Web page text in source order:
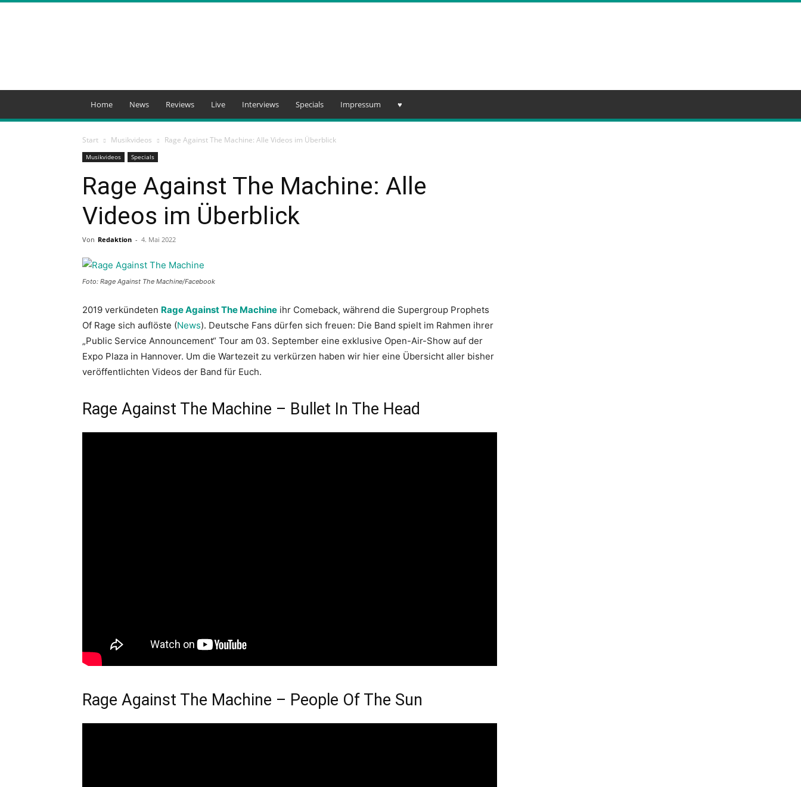
Home News Reviews Live Interviews Specials Impressum ♥️
Start Musikvideos Rage Against The Machine: Alle Videos im Überblick
Musikvideos Specials
Rage Against The Machine: Alle
Videos im Überblick
Von Redaktion - 4. Mai 2022
Foto: Rage Against The Machine/Facebook
2019 verkündeten Rage Against The Machine ihr Comeback, während die Supergroup Prophets
Of Rage sich auflöste (News). Deutsche Fans dürfen sich freuen: Die Band spielt im Rahmen ihrer
„Public Service Announcement“ Tour am 03. September eine exklusive Open-Air-Show auf der
Expo Plaza in Hannover. Um die Wartezeit zu verkürzen haben wir hier eine Übersicht aller bisher
veröffentlichten Videos der Band für Euch.
Rage Against The Machine – Bullet In The Head
Rage Against The Machine – People Of The Sun